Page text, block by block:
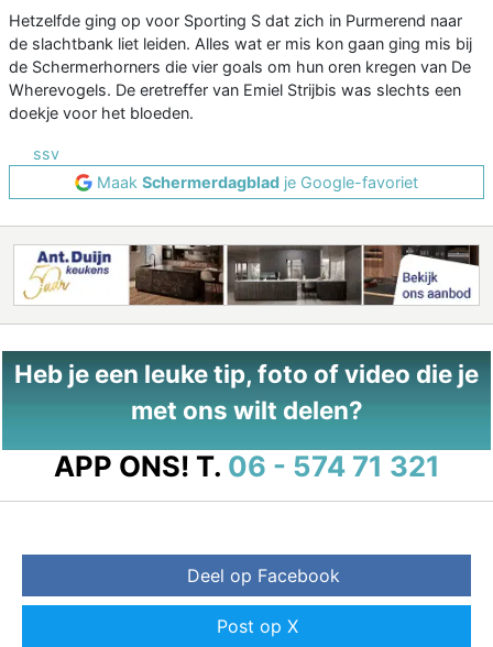
Hetzelfde ging op voor Sporting S dat zich in Purmerend naar
de slachtbank liet leiden. Alles wat er mis kon gaan ging mis bij
de Schermerhorners die vier goals om hun oren kregen van De
Wherevogels. De eretreffer van Emiel Strijbis was slechts een
doekje voor het bloeden.
ssv
Maak Schermerdagblad je Google-favoriet
Heb je een leuke tip, foto of video die je
met ons wilt delen?
APP ONS! T. 06 - 574 71 321
Deel op Facebook
Post op X